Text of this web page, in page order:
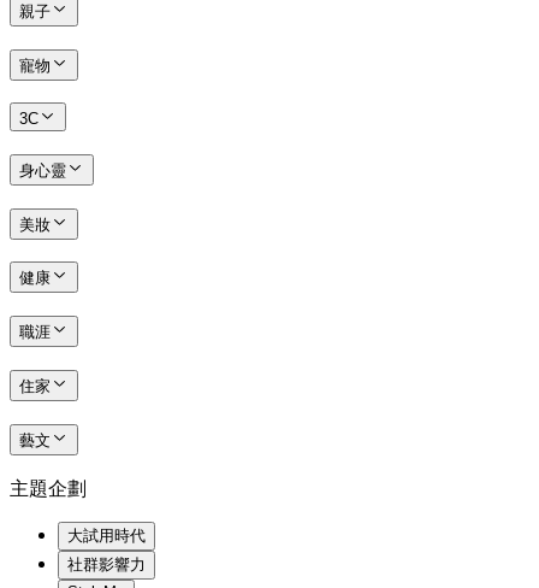
親子
寵物
3C
身心靈
美妝
健康
職涯
住家
藝文
主題企劃
大試用時代
社群影響力